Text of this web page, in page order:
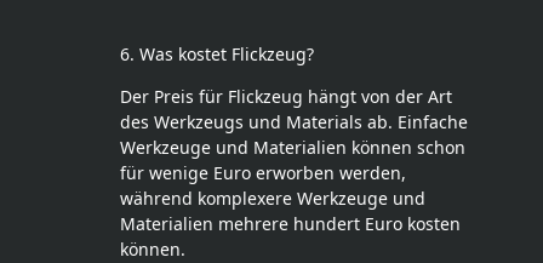
6. Was kostet Flickzeug?
Der Preis für Flickzeug hängt von der Art
des Werkzeugs und Materials ab. Einfache
Werkzeuge und Materialien können schon
für wenige Euro erworben werden,
während komplexere Werkzeuge und
Materialien mehrere hundert Euro kosten
können.